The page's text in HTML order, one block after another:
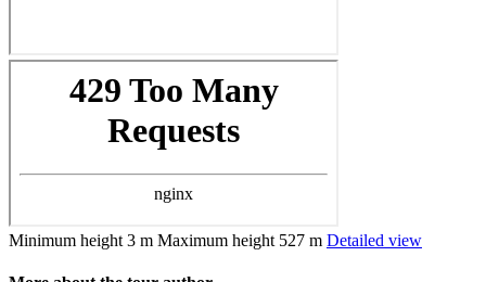
Minimum height 3 m Maximum height 527 m Detailed view